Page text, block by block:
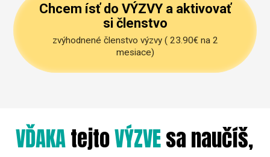
Chcem ísť do VÝZVY a aktivovať
si členstvo
zvýhodnené členstvo výzvy ( 23.90€ na 2
mesiace)
VĎAKAtejtoVÝZVEsa naučíš,